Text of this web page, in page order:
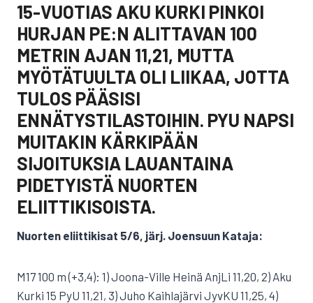
15-VUOTIAS AKU KURKI PINKOI
HURJAN PE:N ALITTAVAN 100
METRIN AJAN 11,21, MUTTA
MYÖTÄTUULTA OLI LIIKAA, JOTTA
TULOS PÄÄSISI
ENNÄTYSTILASTOIHIN. PYU NAPSI
MUITAKIN KÄRKIPÄÄN
SIJOITUKSIA LAUANTAINA
PIDETYISTÄ NUORTEN
ELIITTIKISOISTA.
Nuorten eliittikisat 5/6, järj. Joensuun Kataja:
M17 100 m (+3,4): 1) Joona-Ville Heinä AnjLi 11,20, 2) Aku
Kurki 15 PyU 11,21, 3) Juho Kaihlajärvi JyvKU 11,25, 4)